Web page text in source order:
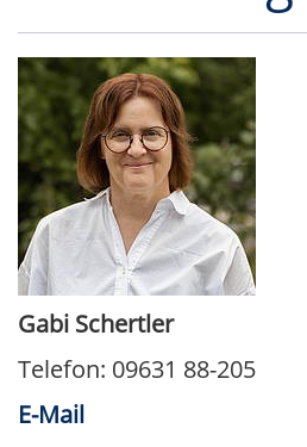
Gabi Schertler
Telefon: 09631 88-205
E-Mail